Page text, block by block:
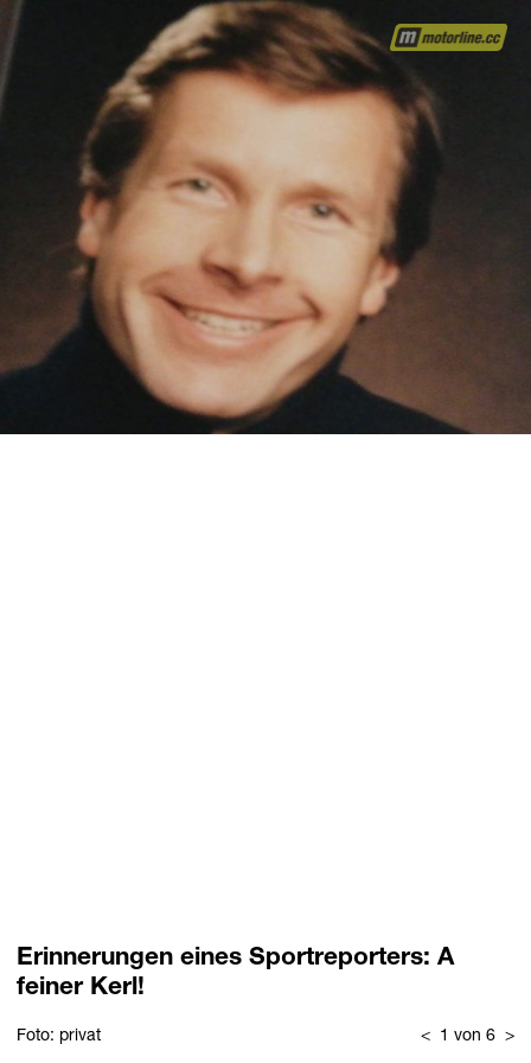
Erinnerungen eines Sportreporters: A
feiner Kerl!
Foto: privat < 1 von 6 >